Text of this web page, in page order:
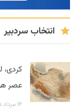
انتخاب سردبیر
کردی،
عصر
۱۴ مرداد ۱۴۰۵